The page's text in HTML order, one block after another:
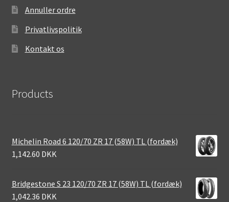
Annuller ordre
Privatlivspolitik
Kontakt os
Products
Michelin Road 6 120/70 ZR 17 (58W) TL (fordæk)
1,142.60 DKK
Bridgestone S 23 120/70 ZR 17 (58W) TL (fordæk)
1,042.36 DKK